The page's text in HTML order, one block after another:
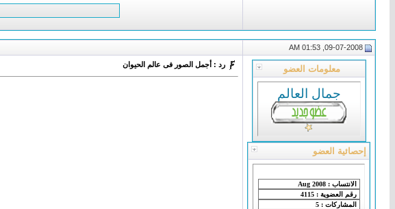
معلومات العضو
جمال العالم
إحصائية العضو
رد : أجمل الصور فى عالم الحيوان